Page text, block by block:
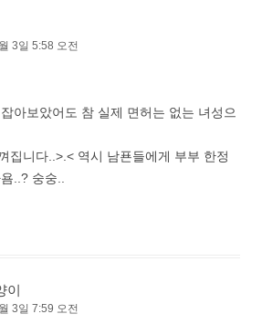
3일 5:58 오전
아보았어도 참 실제 면허는 없는 녀성으
집니다..>.< 역시 남푠들에게 부부 한정
..? 숭숭..
이
3일 7:59 오전